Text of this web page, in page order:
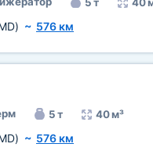
~ 576 км
5 т 40 м³
~ 576 км